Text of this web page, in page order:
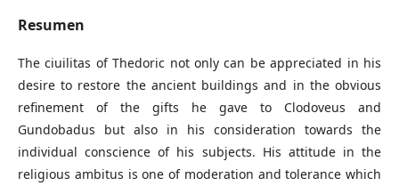
Resumen
The ciuilitas of Thedoric not only can be appreciated in his
desire to restore the ancient buildings and in the obvious
refinement of the gifts he gave to Clodoveus and
Gundobadus but also in his consideration towards the
individual conscience of his subjects. His attitude in the
religious ambitus is one of moderation and tolerance which